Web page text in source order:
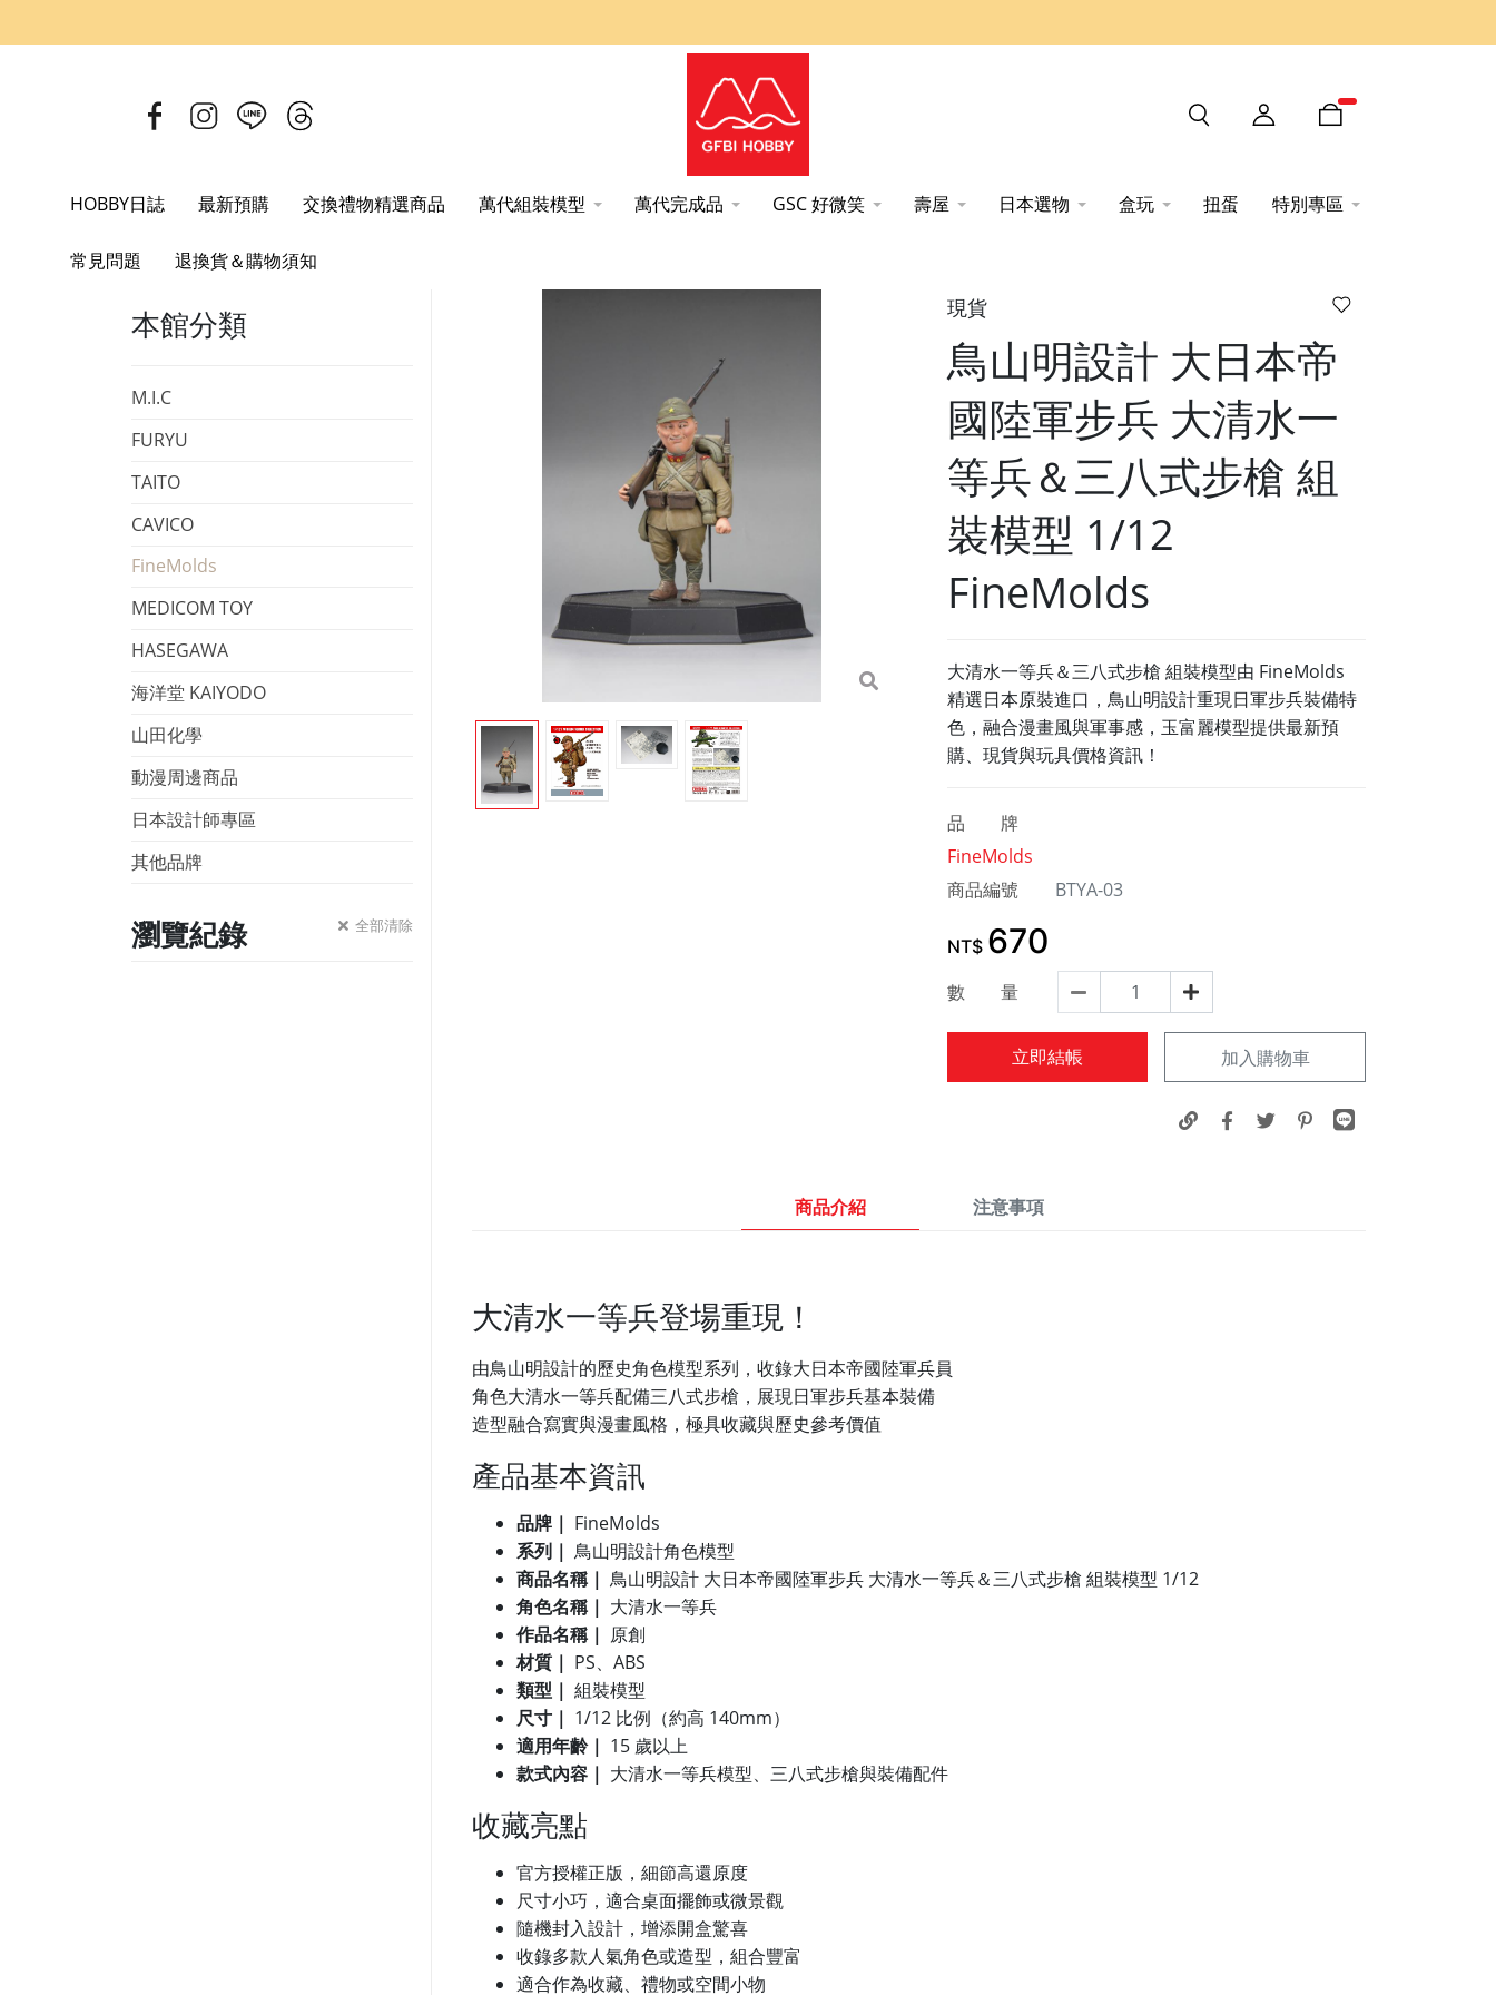
HOBBY日誌 最新預購 交換禮物精選商品 萬代組裝模型 萬代完成品 GSC 好微笑 壽屋 日本選物 盒玩 扭蛋 特別專區
常見問題 退換貨＆購物須知
Home 日本選物 FineMolds 鳥山明設計 大日本帝國陸軍步兵 大清水一等兵＆三八式步槍 組裝模型 1/12 FineMolds
本館分類
M.I.C
FURYU
TAITO
CAVICO
FineMolds
MEDICOM TOY
HASEGAWA
海洋堂 KAIYODO
山田化學
動漫周邊商品
日本設計師專區
其他品牌
瀏覽紀錄 全部清除
現貨
鳥山明設計 大日本帝
國陸軍步兵 大清水一
等兵＆三八式步槍 組
裝模型 1/12
FineMolds
大清水一等兵＆三八式步槍 組裝模型由 FineMolds
精選日本原裝進口，鳥山明設計重現日軍步兵裝備特
色，融合漫畫風與軍事感，玉富麗模型提供最新預
購、現貨與玩具價格資訊！
品 牌
FineMolds
商品編號
BTYA-03
NT$ 670
數 量
立即結帳 加入購物車
商品介紹 注意事項
大清水一等兵登場重現！
由鳥山明設計的歷史角色模型系列，收錄大日本帝國陸軍兵員
角色大清水一等兵配備三八式步槍，展現日軍步兵基本裝備
造型融合寫實與漫畫風格，極具收藏與歷史參考價值
產品基本資訊
品牌｜ FineMolds
系列｜ 鳥山明設計角色模型
商品名稱｜ 鳥山明設計 大日本帝國陸軍步兵 大清水一等兵＆三八式步槍 組裝模型 1/12
角色名稱｜ 大清水一等兵
作品名稱｜ 原創
材質｜ PS、ABS
類型｜ 組裝模型
尺寸｜ 1/12 比例（約高 140mm）
適用年齡｜ 15 歲以上
款式內容｜ 大清水一等兵模型、三八式步槍與裝備配件
收藏亮點
官方授權正版，細節高還原度
尺寸小巧，適合桌面擺飾或微景觀
隨機封入設計，增添開盒驚喜
收錄多款人氣角色或造型，組合豐富
適合作為收藏、禮物或空間小物